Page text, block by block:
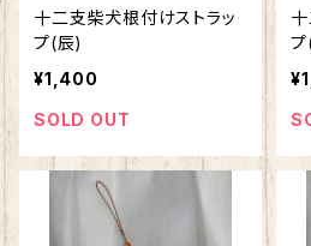
十二支柴犬根付けストラッ
プ(辰)
¥1,400
SOLD OUT